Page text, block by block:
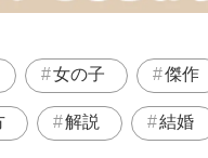
女の子 傑作
解説 結婚